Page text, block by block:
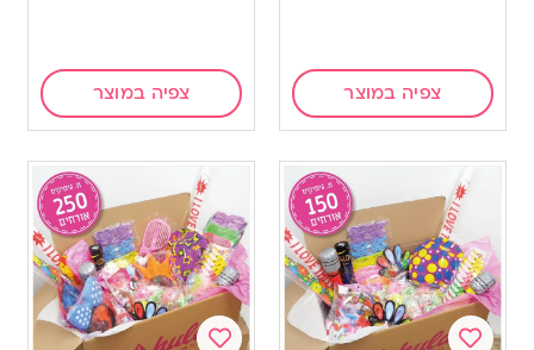
צפיה במוצר צפיה במוצר